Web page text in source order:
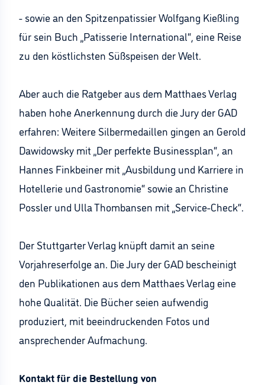
- sowie an den Spitzenpatissier Wolfgang Kießling
für sein Buch „Patisserie International“, eine Reise
zu den köstlichsten Süßspeisen der Welt.
Aber auch die Ratgeber aus dem Matthaes Verlag
haben hohe Anerkennung durch die Jury der GAD
erfahren: Weitere Silbermedaillen gingen an Gerold
Dawidowsky mit „Der perfekte Businessplan“, an
Hannes Finkbeiner mit „Ausbildung und Karriere in
Hotellerie und Gastronomie“ sowie an Christine
Possler und Ulla Thombansen mit „Service-Check“.
Der Stuttgarter Verlag knüpft damit an seine
Vorjahreserfolge an. Die Jury der GAD bescheinigt
den Publikationen aus dem Matthaes Verlag eine
hohe Qualität. Die Bücher seien aufwendig
produziert, mit beeindruckenden Fotos und
ansprechender Aufmachung.
Kontakt für die Bestellung von